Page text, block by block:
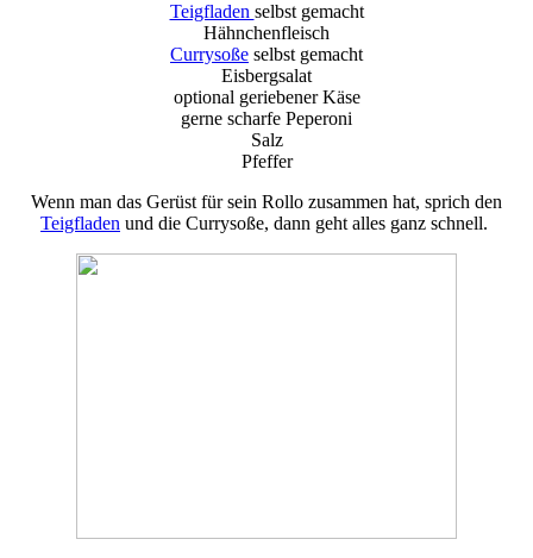
Teigfladen selbst gemacht
Hähnchenfleisch
Currysoße selbst gemacht
Eisbergsalat
optional geriebener Käse
gerne scharfe Peperoni
Salz
Pfeffer
Wenn man das Gerüst für sein Rollo zusammen hat, sprich den
Teigfladen und die Currysoße, dann geht alles ganz schnell.